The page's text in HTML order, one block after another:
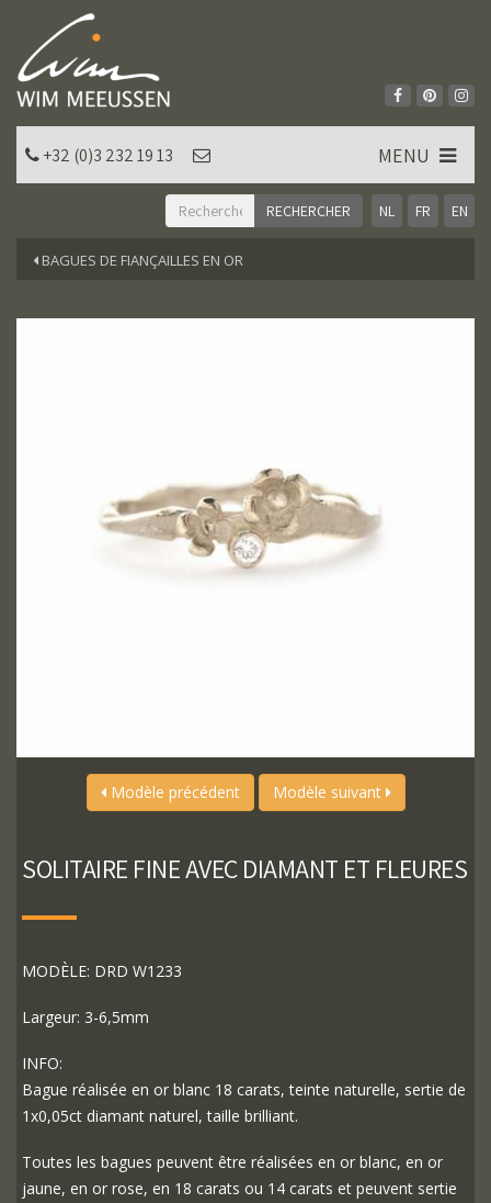
NL FR EN
+32 (0)3 232 19 13 MENU
BAGUES DE FIANÇAILLES EN OR
Modèle précédent Modèle suivant
SOLITAIRE FINE AVEC DIAMANT ET FLEURES
MODÈLE: DRD W1233
Largeur: 3-6,5mm
INFO:
Bague réalisée en or blanc 18 carats, teinte naturelle, sertie de
1x0,05ct diamant naturel, taille brilliant.
Toutes les bagues peuvent être réalisées en or blanc, en or
jaune, en or rose, en 18 carats ou 14 carats et peuvent sertie